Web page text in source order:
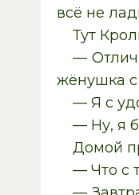
всё не
Тут
—
жёнушка с
— Я с
— Ну, я
Домой
— Что с